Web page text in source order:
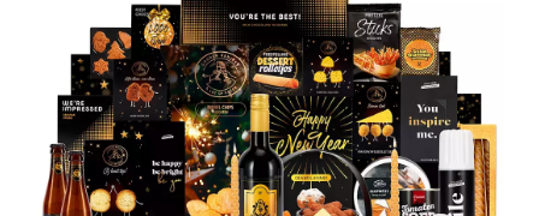
Showroom
Over Kerst & Kado